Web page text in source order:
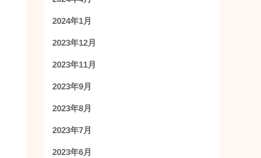
2024年1月
2023年12月
2023年11月
2023年9月
2023年8月
2023年7月
2023年6月